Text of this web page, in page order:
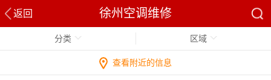
返回 徐州空调维修
分类 区域
查看附近的信息